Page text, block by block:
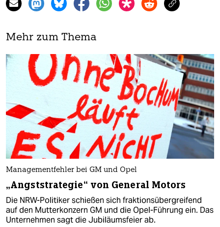
Mehr zum Thema
Managementfehler bei GM und Opel
„Angststrategie“ von General Motors
Die NRW-Politiker schießen sich fraktionsübergreifend
auf den Mutterkonzern GM und die Opel-Führung ein. Das
Unternehmen sagt die Jubiläumsfeier ab.